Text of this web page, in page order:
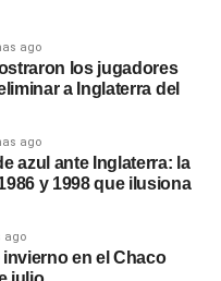
ago
los jugadores
a Inglaterra del
ago
azul ante Inglaterra: la
y 1998 que ilusiona
ago
invierno en el Chaco